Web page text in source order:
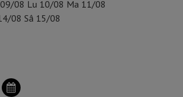
09/08 Lu 10/08 Ma 11/08
08 Sâ 15/08